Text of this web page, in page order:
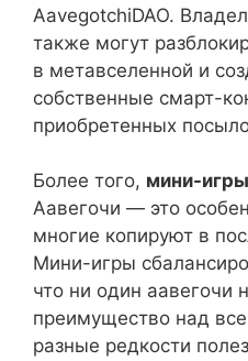
AavegotchiDAO.
также могут
в метавселенной и
собственные смарт-
приобретенных
Более того, мини-игры
Аавегочи — это
многие копируют в
Мини-игры
что ни один аавегочи
преимущество над
разные редкости